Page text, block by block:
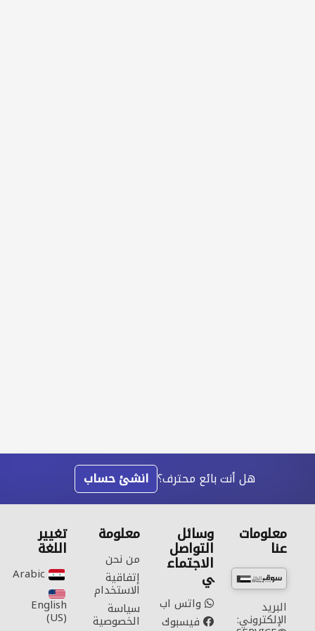
هل أنت بائع محترف؟ انشئ حساب
معلومات
عنا
البريد
الإلكتروني:
وسائل
التواصل
الاجتماع
ي
واتس اب
فيسبوك
معلومة
من نحن
إتفاقية
الاستخدام
سياسة
الخصوصية
تغيير
اللغة
Arabic‎
English
(US)‎